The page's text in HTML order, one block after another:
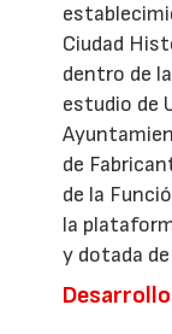
Ciudad
dentro de
estudio de
de
de la
la
y dotada